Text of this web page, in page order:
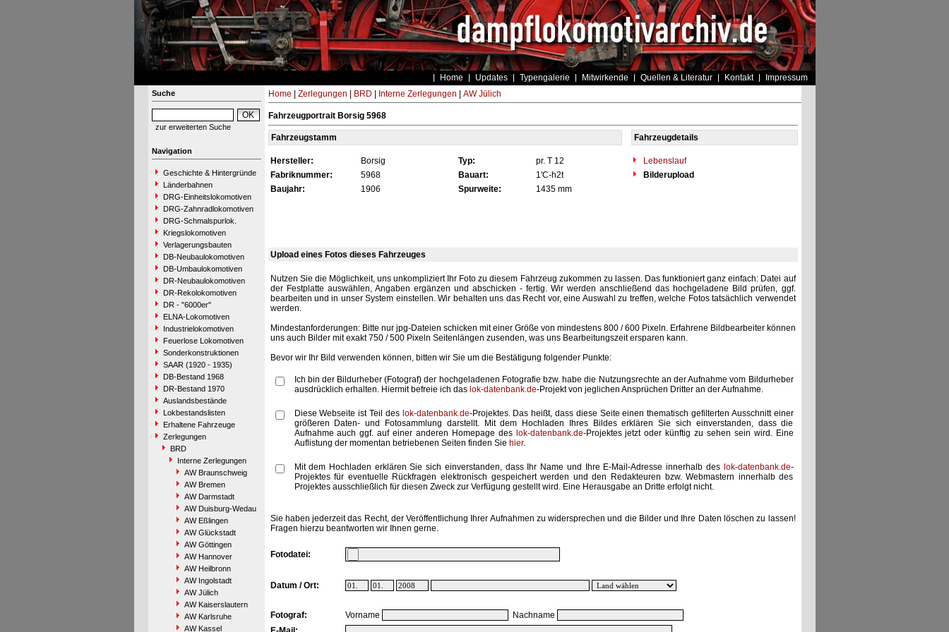
Home Updates Typengalerie Mitwirkende Quellen & Literatur Kontakt Impressum
Suche
zur erweiterten Suche
Navigation
Geschichte & Hintergründe
Länderbahnen
DRG-Einheitslokomotiven
DRG-Zahnradlokomotiven
DRG-Schmalspurlok.
Kriegslokomotiven
Verlagerungsbauten
DB-Neubaulokomotiven
DB-Umbaulokomotiven
DR-Neubaulokomotiven
DR-Rekolokomotiven
DR - "6000er"
ELNA-Lokomotiven
Industrielokomotiven
Feuerlose Lokomotiven
Sonderkonstruktionen
SAAR (1920 - 1935)
DB-Bestand 1968
DR-Bestand 1970
Auslandsbestände
Lokbestandslisten
Erhaltene Fahrzeuge
Zerlegungen
BRD
Interne Zerlegungen
AW Braunschweig
AW Bremen
AW Darmstadt
AW Duisburg-Wedau
AW Eßlingen
AW Glückstadt
AW Göttingen
AW Hannover
AW Heilbronn
AW Ingolstadt
AW Jülich
AW Kaiserslautern
AW Karlsruhe
AW Kassel
Home Zerlegungen BRD Interne Zerlegungen AW Jülich
Fahrzeugportrait Borsig 5968
Fahrzeugstamm Fahrzeugdetails
Hersteller: Borsig Typ: pr. T 12
Lebenslauf
Fabriknummer:
5968 Bauart: 1'C-h2t
Bilderupload
Baujahr:
1906 Spurweite: 1435 mm
Upload eines Fotos dieses Fahrzeuges
Nutzen Sie die Möglichkeit, uns unkompliziert Ihr Foto zu diesem Fahrzeug zukommen zu lassen. Das funktioniert ganz einfach: Datei auf
der Festplatte auswählen, Angaben ergänzen und abschicken - fertig. Wir werden anschließend das hochgeladene Bild prüfen, ggf.
bearbeiten und in unser System einstellen. Wir behalten uns das Recht vor, eine Auswahl zu treffen, welche Fotos tatsächlich verwendet
werden.
Mindestanforderungen: Bitte nur jpg-Dateien schicken mit einer Größe von mindestens 800 / 600 Pixeln. Erfahrene Bildbearbeiter können
uns auch Bilder mit exakt 750 / 500 Pixeln Seitenlängen zusenden, was uns Bearbeitungszeit ersparen kann.
Bevor wir Ihr Bild verwenden können, bitten wir Sie um die Bestätigung folgender Punkte:
Ich bin der Bildurheber (Fotograf) der hochgeladenen Fotografie bzw. habe die Nutzungsrechte an der Aufnahme vom Bildurheber
ausdrücklich erhalten. Hiermit befreie ich das lok-datenbank.de-Projekt von jeglichen Ansprüchen Dritter an der Aufnahme.
Diese Webseite ist Teil des lok-datenbank.de-Projektes. Das heißt, dass diese Seite einen thematisch gefilterten Ausschnitt einer
größeren Daten- und Fotosammlung darstellt. Mit dem Hochladen Ihres Bildes erklären Sie sich einverstanden, dass die
Aufnahme auch ggf. auf einer anderen Homepage des lok-datenbank.de-Projektes jetzt oder künftig zu sehen sein wird. Eine
Auflistung der momentan betriebenen Seiten finden Sie hier.
Mit dem Hochladen erklären Sie sich einverstanden, dass Ihr Name und Ihre E-Mail-Adresse innerhalb des lok-datenbank.de-
Projektes für eventuelle Rückfragen elektronisch gespeichert werden und den Redakteuren bzw. Webmastern innerhalb des
Projektes ausschließlich für diesen Zweck zur Verfügung gestellt wird. Eine Herausgabe an Dritte erfolgt nicht.
Sie haben jederzeit das Recht, der Veröffentlichung Ihrer Aufnahmen zu widersprechen und die Bilder und Ihre Daten löschen zu lassen!
Fragen hierzu beantworten wir Ihnen gerne.
Fotodatei:
Datum / Ort:
Fotograf: Vorname
Nachname